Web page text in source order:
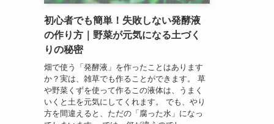
初心者でも簡単！失敗しない発酵液
の作り方｜野菜が元気になる土づく
りの秘密
畑で使う「発酵液」を作ったことはあります
か？実は、雑草でも作ることができます。 草
や野菜くずを使って作るこの液体は、うまく
いくと土を元気にしてくれます。 でも、やり
方を間違えると、ただの「腐った水」になっ